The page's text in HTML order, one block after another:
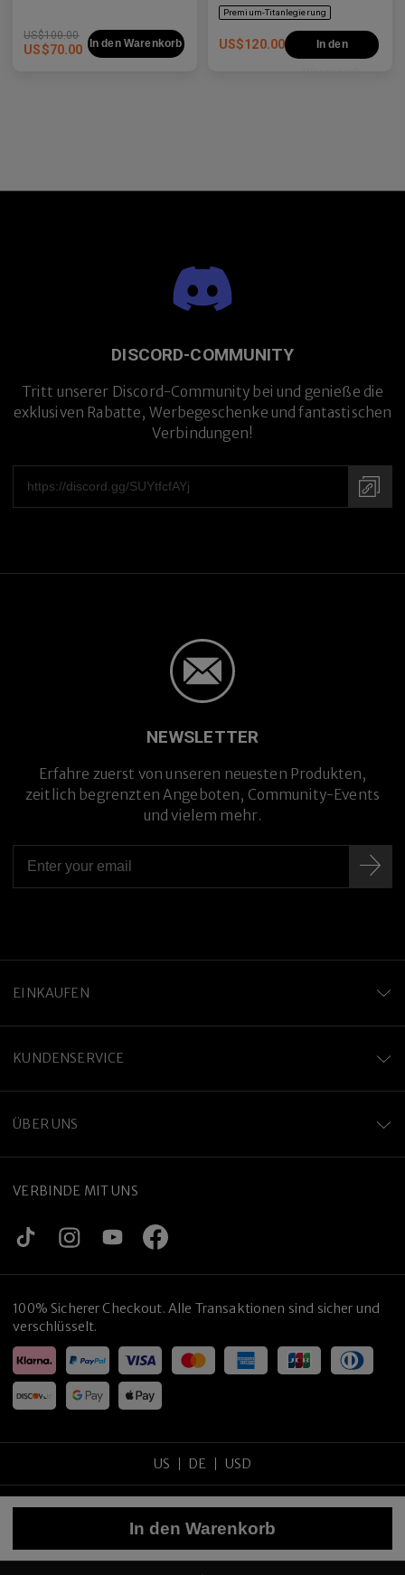
US$100.00
US$70.00 In den Warenkorb US$120.00 In den
DISCORD-COMMUNITY
Tritt unserer Discord-Community bei und genieße die
exklusiven Rabatte, Werbegeschenke und fantastischen
Verbindungen!
NEWSLETTER
Erfahre zuerst von unseren neuesten Produkten,
zeitlich begrenzten Angeboten, Community-Events
und vielem mehr.
EINKAUFEN
KUNDENSERVICE
ÜBER UNS
VERBINDE MIT UNS
100% Sicherer Checkout. Alle Transaktionen sind sicher und
verschlüsselt.
US DE USD
Copyright©2026tijneyewear.Alle Rechte vorbehalten.
Datenschutzrichtlinie Nutzungsbedingungen
In den Warenkorb